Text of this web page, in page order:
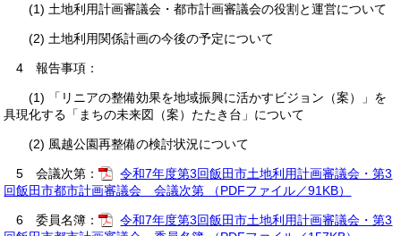
(1) 土地利用計画審議会・都市計画審議会の役割と運営について
(2) 土地利用関係計画の今後の予定について
4 報告事項：
(1) 「リニアの整備効果を地域振興に活かすビジョン（案）」を
具現化する「まちの未来図（案）たたき台」について
(2) 風越公園再整備の検討状況について
5 会議次第：
令和7年度第3回飯田市土地利用計画審議会・第3
回飯田市都市計画審議会 会議次第 （PDFファイル／91KB）
6 委員名簿：
令和7年度第3回飯田市土地利用計画審議会・第3